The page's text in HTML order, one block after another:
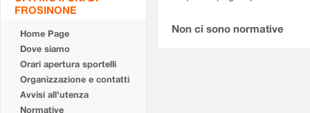
FROSINONE
Home Page
Dove siamo
Orari apertura sportelli
Organizzazione e contatti
Avvisi all'utenza
Normative
Non ci sono normative